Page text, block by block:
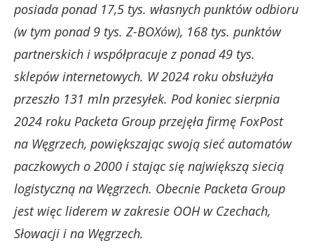
posiada ponad 17,5 tys. własnych punktów odbioru
(w tym ponad 9 tys. Z-BOXów), 168 tys. punktów
partnerskich i współpracuje z ponad 49 tys.
sklepów internetowych. W 2024 roku obsłużyła
przeszło 131 mln przesyłek. Pod koniec sierpnia
2024 roku Packeta Group przejęła firmę FoxPost
na Węgrzech, powiększając swoją sieć automatów
paczkowych o 2000 i stając się największą siecią
logistyczną na Węgrzech. Obecnie Packeta Group
jest więc liderem w zakresie OOH w Czechach,
Słowacji i na Węgrzech.